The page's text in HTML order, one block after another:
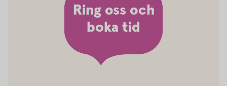
Ring oss och
boka tid